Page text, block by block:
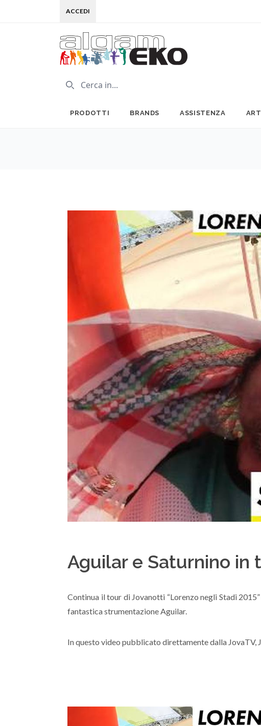
ACCEDI
PRODOTTI BRANDS ASSISTENZA
Aguilar e Saturnino in
Continua il tour di Jovanotti “Lorenzo negli Stadi
fantastica strumentazione Aguilar.
In questo video pubblicato direttamente dalla JovaTV,